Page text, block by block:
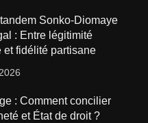
Sonko-Diomaye
: Entre légitimité
et fidélité partisane
: Comment concilier
et État de droit ?